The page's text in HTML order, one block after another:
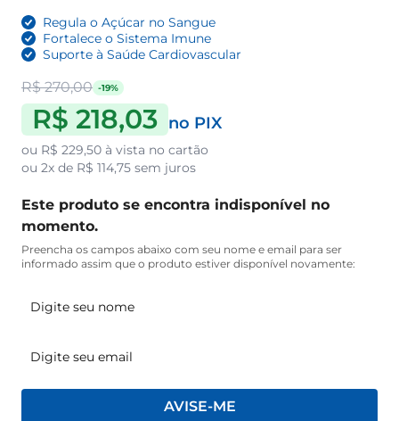
Regula o Açúcar no Sangue
Fortalece o Sistema Imune
Suporte à Saúde Cardiovascular
R$ 270,00 -19%
R$ 218,03 no PIX
ou R$ 229,50 à vista no cartão
ou 2x de R$ 114,75 sem juros
Este produto se encontra indisponível no
momento.
Preencha os campos abaixo com seu nome e email para ser
informado assim que o produto estiver disponível novamente:
AVISE-ME